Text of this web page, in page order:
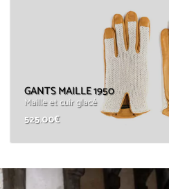
GANTS MAILLE 1950
Maille et cuir glacé
525.00€